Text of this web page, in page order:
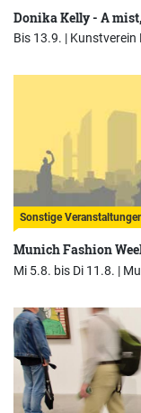
Donika Kelly - A
Bis 13.9. | Kunstverein
Sonstige
Munich Fashion
Mi 5.8. bis Di 11.8. |